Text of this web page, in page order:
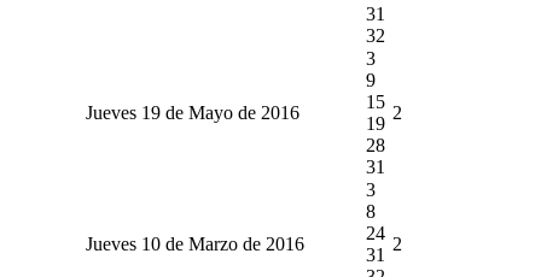
31
32
Jueves 19 de Mayo de 2016
3
9
15
19
28
31
2
Jueves 10 de Marzo de 2016
3
8
24
31
2